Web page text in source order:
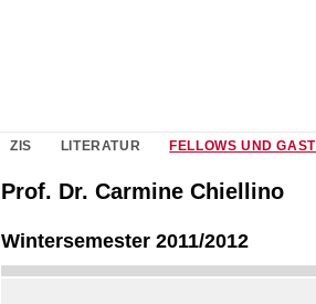
ZIS LITERATUR FELLOWS UND
Prof. Dr. Carmine Chiellino
Wintersemester 2011/2012